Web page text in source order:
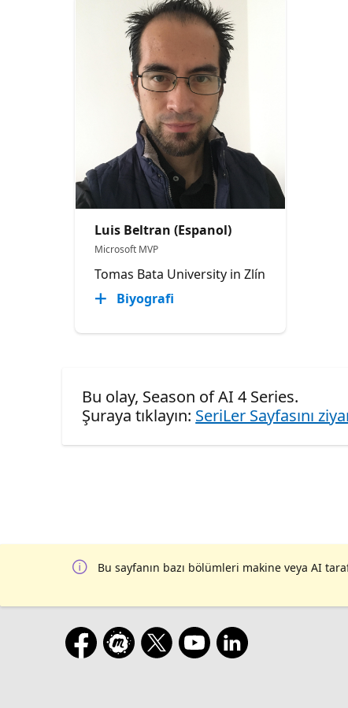
Luis Beltran (Espanol)
Microsoft MVP
Tomas Bata University in Zlín
Biyografi
Bu olay, Season of AI 4 Series.
Şuraya tıklayın: SeriLer Sayfasını
Bu sayfanın bazı bölümleri makine veya AI